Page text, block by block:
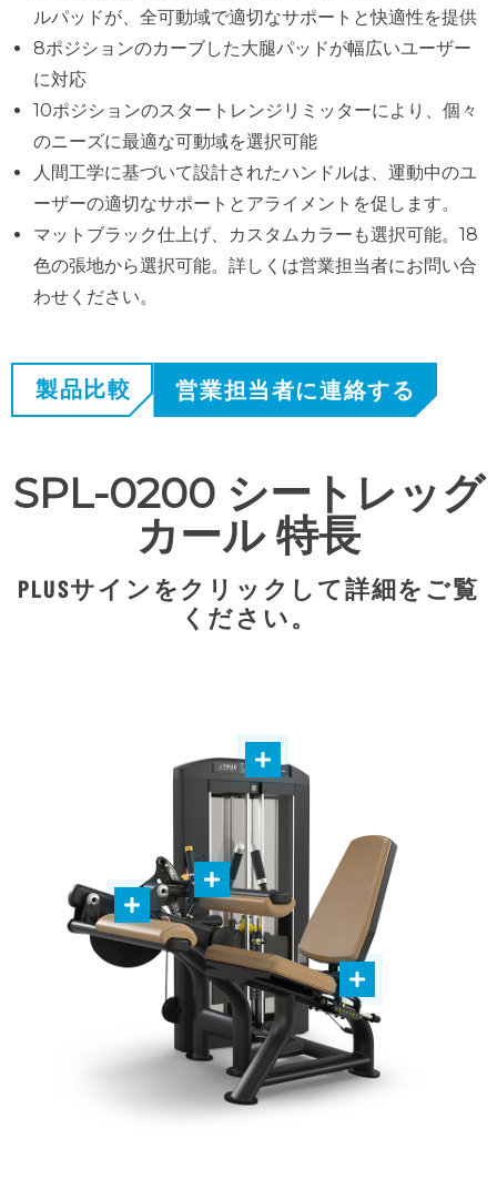
ルパッドが、全可動域で適切なサポートと快適性を提供
8ポジションのカーブした大腿パッドが幅広いユーザー
に対応
10ポジションのスタートレンジリミッターにより、個々
のニーズに最適な可動域を選択可能
人間工学に基づいて設計されたハンドルは、運動中のユ
ーザーの適切なサポートとアライメントを促します。
マットブラック仕上げ、カスタムカラーも選択可能。18
色の張地から選択可能。詳しくは営業担当者にお問い合
わせください。
製品比較 営業担当者に連絡する
SPL-0200 シートレッグ
カール 特長
PLUSサインをクリックして詳細をご覧
ください。